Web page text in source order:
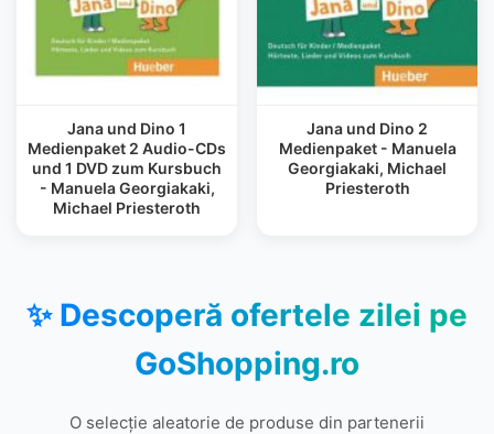
Jana und Dino 1
Medienpaket 2 Audio-CDs
und 1 DVD zum Kursbuch
- Manuela Georgiakaki,
Michael Priesteroth
Jana und Dino 2
Medienpaket - Manuela
Georgiakaki, Michael
Priesteroth
✨ Descoperă ofertele zilei pe
GoShopping.ro
O selecție aleatorie de produse din partenerii